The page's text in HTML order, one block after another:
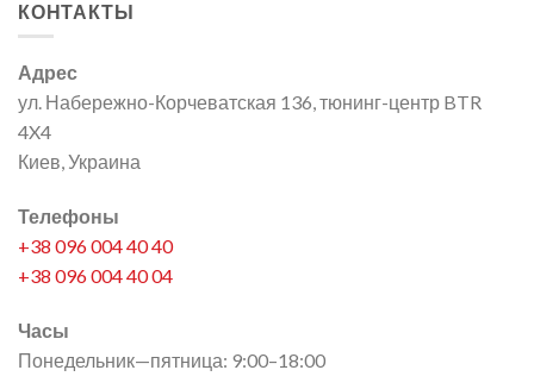
3
КОНТАКТЫ
Адрес
ул. Набережно-Корчеватская 136, тюнинг-центр BTR
4X4
Киев, Украина
Телефоны
+38 096 004 40 40
+38 096 004 40 04
Часы
Понедельник—пятница: 9:00–18:00